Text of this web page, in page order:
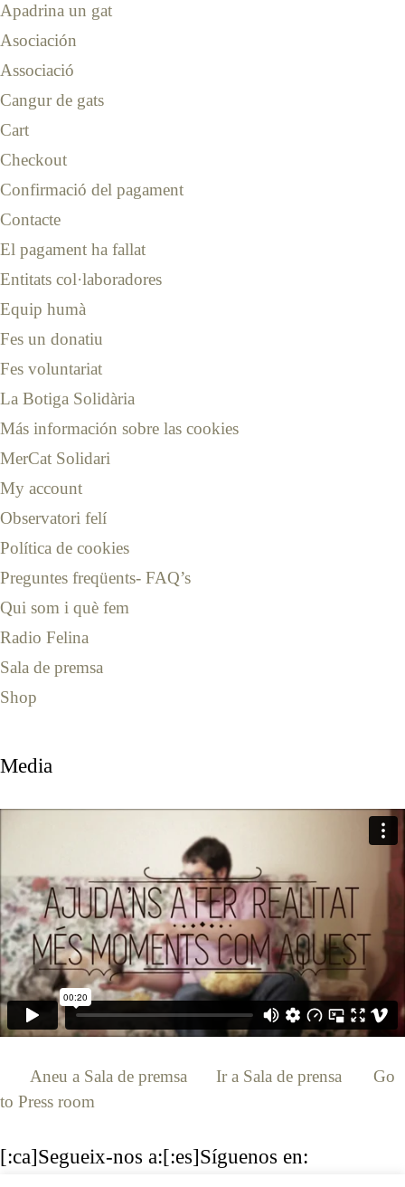
Apadrina un gat
Asociación
Associació
Cangur de gats
Cart
Checkout
Confirmació del pagament
Contacte
El pagament ha fallat
Entitats col·laboradores
Equip humà
Fes un donatiu
Fes voluntariat
La Botiga Solidària
Más información sobre las cookies
MerCat Solidari
My account
Observatori felí
Política de cookies
Preguntes freqüents- FAQ’s
Qui som i què fem
Radio Felina
Sala de premsa
Shop
Media
Aneu a Sala de premsa Ir a Sala de prensa
Go
to Press room
[:ca]Segueix-nos a:[:es]Síguenos en: